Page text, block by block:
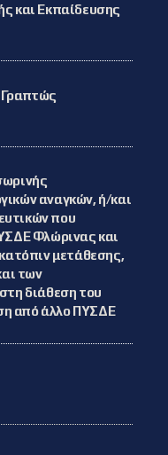
και Εκπαίδευσης
αναγκών, ή/και
που
Φλώρινας και
μετάθεσης,
των
διάθεση του
από άλλο ΠΥΣΔΕ